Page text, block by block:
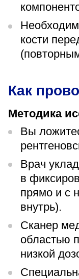
кости
Как
Методика
Вы
Врач
в
прямо и с
внутрь).
Сканер
областью
низкой